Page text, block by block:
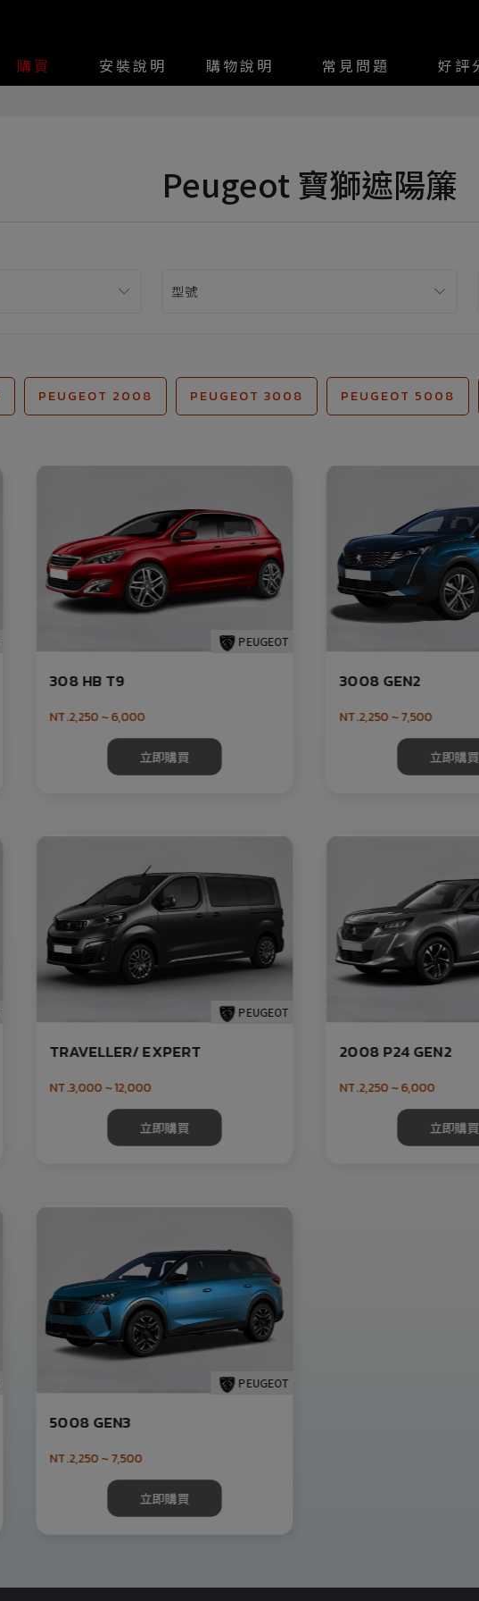
購買 安裝說明 購物說明 常見問題 好評
Peugeot 寶獅遮陽簾
PEUGEOT 2008 PEUGEOT 3008 PEUGEOT 5008
PEUGEOT
308 HB T9
NT.2,250 ~ 6,000
立即購買
3008 GEN2
NT.2,250 ~ 7,500
立即購買
PEUGEOT
TRAVELLER/ EXPERT
NT.3,000 ~ 12,000
立即購買
2008 P24 GEN2
NT.2,250 ~ 6,000
立即購買
PEUGEOT
5008 GEN3
NT.2,250 ~ 7,500
立即購買